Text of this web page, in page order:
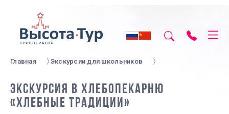
Главная Экскурсии для школьников
ЭКСКУРСИЯ В ХЛЕБОПЕКАРНЮ
«ХЛЕБНЫЕ ТРАДИЦИИ»